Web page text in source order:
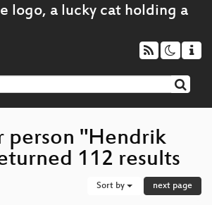
person "Hendrik
112 results
Sort by next page